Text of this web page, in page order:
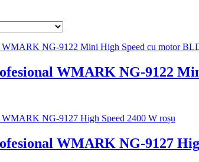
WMARK NG-9122
WMARK NG-9127